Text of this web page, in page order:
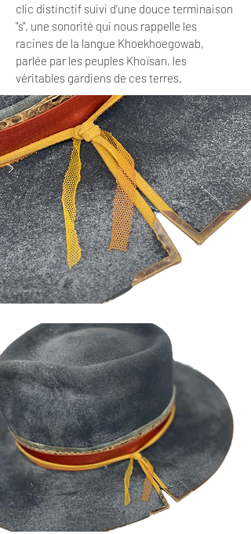
clic distinctif suivi d’une douce terminaison
"s", une sonorité qui nous rappelle les
racines de la langue Khoekhoegowab,
parlée par les peuples Khoïsan, les
véritables gardiens de ces terres.